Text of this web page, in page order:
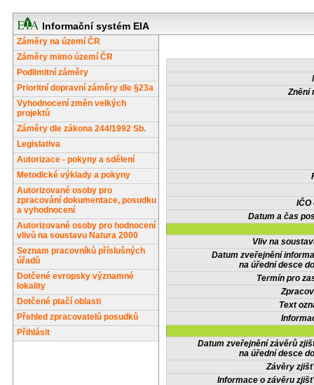
Informační systém EIA
Záměry na území ČR
Záměry mimo území ČR
Podlimitní záměry
Prioritní dopravní záměry dle §23a
Vyhodnocení změn velkých
projektů
Záměry dle zákona 244/1992 Sb.
Legislativa
Autorizace - pokyny a sdělení
Metodické výklady a pokyny
Autorizované osoby pro
zpracování dokumentace, posudku
a vyhodnocení
Autorizované osoby pro hodnocení
vlivů na soustavu Natura 2000
Seznam pracovníků příslušných
úřadů
Dotčené evropsky významné
lokality
Dotčené ptačí oblasti
Přehled zpracovatelů posudků
Přihlásit
Znění
IČO
Datum a čas
Vliv na
Datum zveřejnění
na úřední desce
Termín pro
Text
Datum zveřejnění závěrů
na úřední desce
Závěry
Informace o závěru